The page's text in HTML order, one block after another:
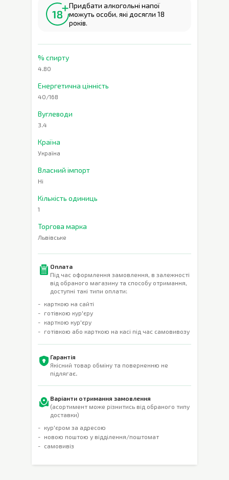
Придбати алкогольні напої
можуть особи, які досягли 18
років.
% спирту
4.80
Енергетична цінність
40/168
Вуглеводи
3.4
Країна
Україна
Власний імпорт
Ні
Кількість одиниць
1
Торгова марка
Львівське
Оплата
Під час оформлення замовлення, в залежності
від обраного магазину та способу отримання,
доступні такі типи оплати:
карткою на сайті
готівкою кур'єру
карткою кур'єру
готівкою або карткою на касі під час самовивозу
Гарантія
Якісний товар обміну та поверненню не
підлягає.
Варіанти отримання замовлення
(асортимент може різнитись від обраного типу
доставки)
кур'єром за адресою
новою поштою у відділення/поштомат
самовивіз